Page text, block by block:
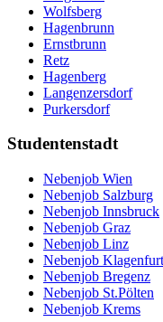
Wolfsberg
Hagenbrunn
Ernstbrunn
Retz
Hagenberg
Langenzersdorf
Purkersdorf
Studentenstadt
Nebenjob Wien
Nebenjob Salzburg
Nebenjob Innsbruck
Nebenjob Graz
Nebenjob Linz
Nebenjob Klagenfurt
Nebenjob Bregenz
Nebenjob St.Pölten
Nebenjob Krems